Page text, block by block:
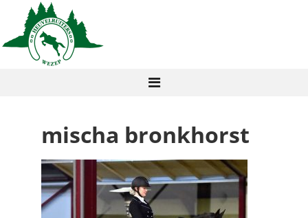
mischa bronkhorst